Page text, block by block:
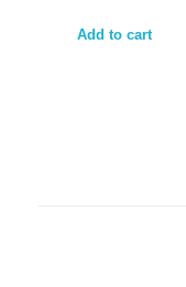
Add to cart